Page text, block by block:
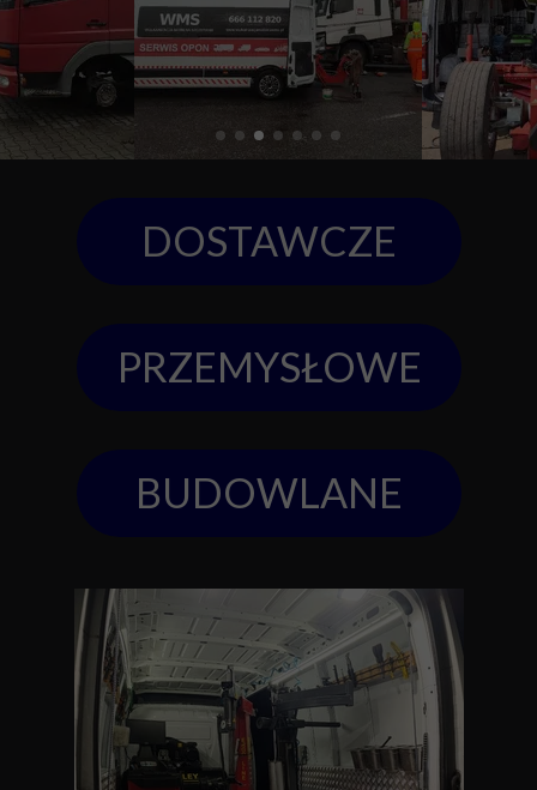
BUDOWLANE
PRZEMYSŁOWE
DOSTAWCZE